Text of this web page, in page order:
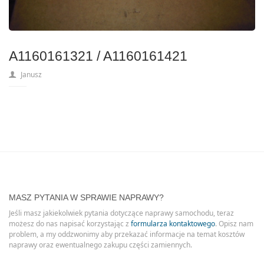
A1160161321 / A1160161421
Janusz
MASZ PYTANIA W SPRAWIE NAPRAWY?
Jeśli masz jakiekolwiek pytania dotyczące naprawy samochodu, teraz
możesz do nas napisać korzystając z formularza kontaktowego. Opisz nam
problem, a my oddzwonimy aby przekazać informacje na temat kosztów
naprawy oraz ewentualnego zakupu części zamiennych.